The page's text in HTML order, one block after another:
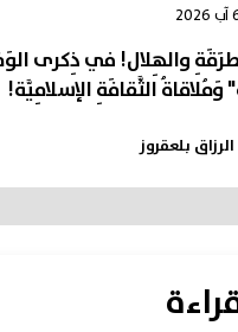
والهِلال! في ذِكرى
الثَّقافَةِ الإسلامِيَّة!
بلعقروز